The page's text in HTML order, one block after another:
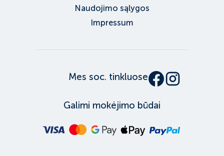
Naudojimo sąlygos
Impressum
Mes soc. tinkluose
Galimi mokėjimo būdai